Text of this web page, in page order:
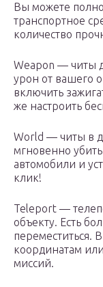
Вы можете
транспортное
количество
Weapon — читы
урон от вашего
включить
же настроить
World — читы в
мгновенно
автомобили и
клик!
Teleport —
объекту. Есть
переместиться.
координатам
миссий.